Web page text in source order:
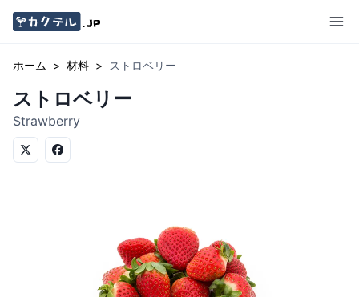
ホーム > 材料 > ストロベリー
ストロベリー
Strawberry